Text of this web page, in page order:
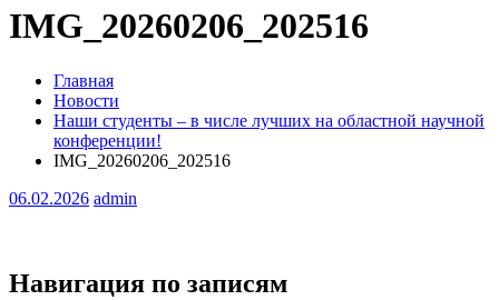
IMG_20260206_202516
Главная
Новости
Наши студенты – в числе лучших на областной научной
конференции!
IMG_20260206_202516
06.02.2026 admin
Навигация по записям